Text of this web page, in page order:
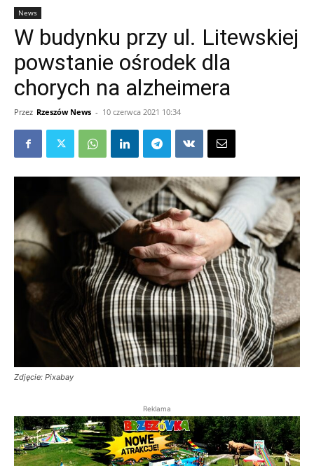
News
W budynku przy ul. Litewskiej
powstanie ośrodek dla
chorych na alzheimera
Przez Rzeszów News - 10 czerwca 2021 10:34
Zdjęcie: Pixabay
Reklama